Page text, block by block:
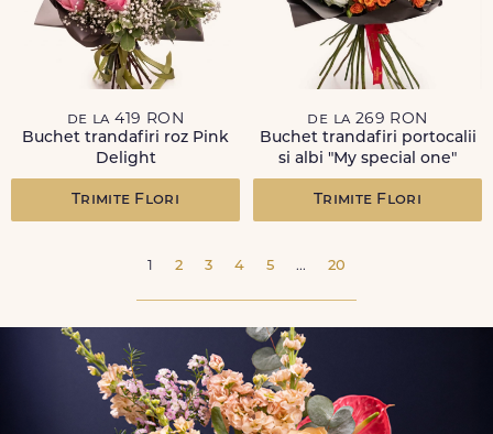
de la 419 RON
Buchet trandafiri roz Pink
Delight
Trimite Flori
de la 269 RON
Buchet trandafiri portocalii
si albi "My special one"
Trimite Flori
1 2 3 4 5 ... 20